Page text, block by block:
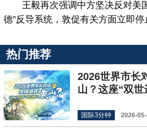
王毅再次强调中方坚决反对美
德”反导系统，敦促有关方面立即停
热门推荐
2026世界市长
山？这座“双
国际3分钟 2026-